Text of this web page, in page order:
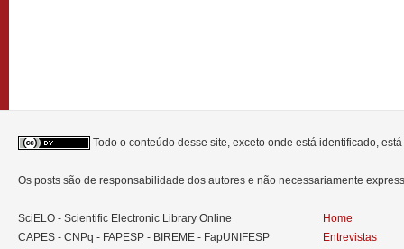
Todo o conteúdo desse site, exceto onde está identificado,
Os posts são de responsabilidade dos autores e não necessariamente
SciELO - Scientific Electronic Library Online
CAPES - CNPq - FAPESP - BIREME - FapUNIFESP
Home
Entrevistas